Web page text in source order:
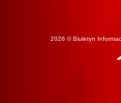
2026 © Biuletyn